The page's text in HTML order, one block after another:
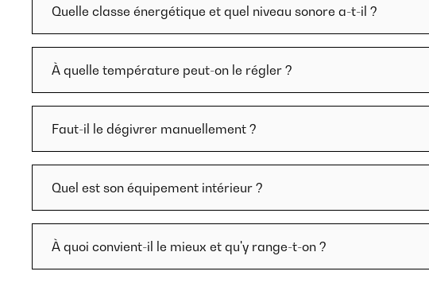
Quelle classe énergétique et quel niveau sonore a-t-il ?
À quelle température peut-on le régler ?
Faut-il le dégivrer manuellement ?
Quel est son équipement intérieur ?
À quoi convient-il le mieux et qu'y range-t-on ?